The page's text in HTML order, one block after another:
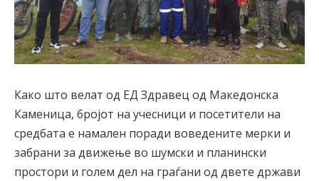
Како што велат од ЕД Здравец од Македонска
Каменица, бројот на учесници и посетители на
средбата е намален поради воведените мерки и
забрани за движење во шумски и планински
простори и голем дел на граѓани од двете држави